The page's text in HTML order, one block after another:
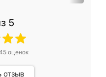
5
оценок
отзыв